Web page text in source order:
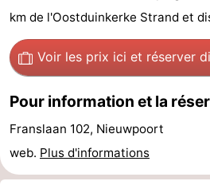
Oostduinkerke
aan
-
Westende
Hôtels
minutes
Plages
km de l'Oostduinkerke Strand et
Voir les prix ici et réserver
Pour information et la
Franslaan 102, Nieuwpoort
web. Plus d'informations